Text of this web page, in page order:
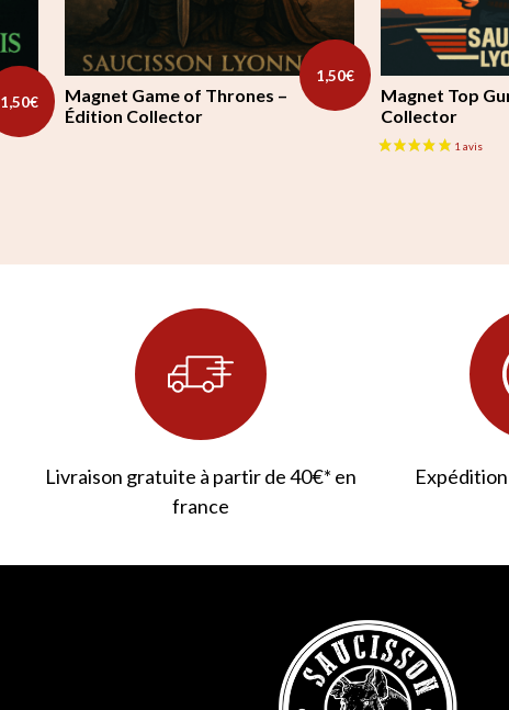
1,50€
Magnet Game of Thrones –
Édition Collector
1,50€
Magnet Top
Collector
Livraison gratuite à partir de 40€* en
france